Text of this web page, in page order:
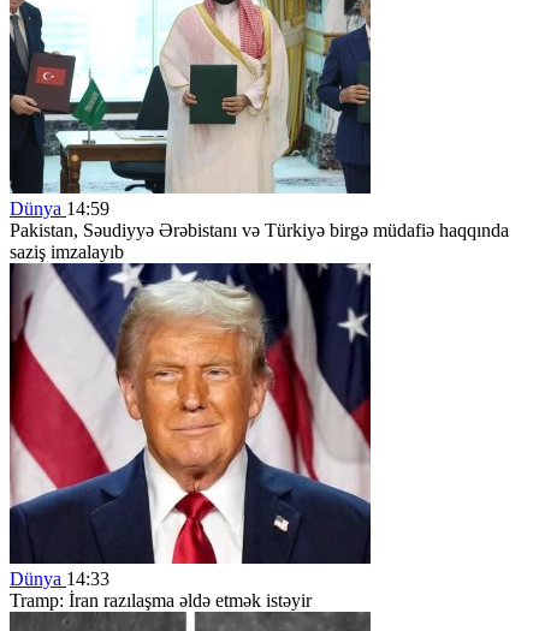
Dünya 14:59
Pakistan, Səudiyyə Ərəbistanı və Türkiyə birgə müdafiə haqqında
saziş imzalayıb
Dünya 14:33
Tramp: İran razılaşma əldə etmək istəyir